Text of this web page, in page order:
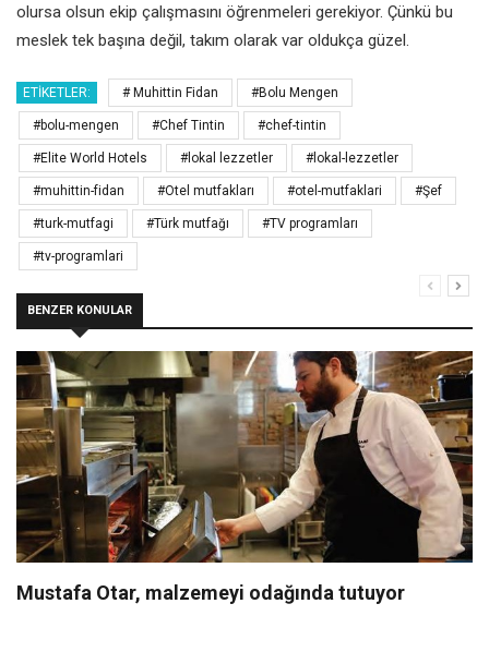
olursa olsun ekip çalışmasını öğrenmeleri gerekiyor. Çünkü bu
meslek tek başına değil, takım olarak var oldukça güzel.
ETIKETLER: # Muhittin Fidan #Bolu Mengen
#bolu-mengen #Chef Tintin #chef-tintin
#Elite World Hotels #lokal lezzetler #lokal-lezzetler
#muhittin-fidan #Otel mutfakları #otel-mutfaklari #Şef
#turk-mutfagi #Türk mutfağı #TV programları
#tv-programlari
BENZER KONULAR
Mustafa Otar, malzemeyi odağında tutuyor